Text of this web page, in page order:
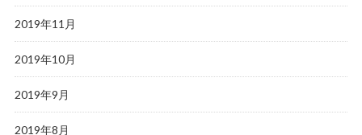
2019年11月
2019年10月
2019年9月
2019年8月